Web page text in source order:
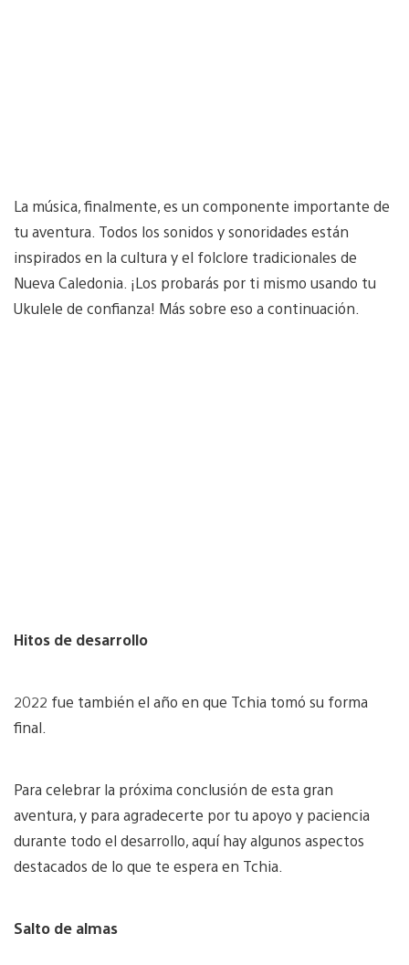
La música, finalmente, es un componente importante de
tu aventura. Todos los sonidos y sonoridades están
inspirados en la cultura y el folclore tradicionales de
Nueva Caledonia. ¡Los probarás por ti mismo usando tu
Ukulele de confianza! Más sobre eso a continuación.
Hitos de desarrollo
2022 fue también el año en que Tchia tomó su forma
final.
Para celebrar la próxima conclusión de esta gran
aventura, y para agradecerte por tu apoyo y paciencia
durante todo el desarrollo, aquí hay algunos aspectos
destacados de lo que te espera en Tchia.
Salto de almas